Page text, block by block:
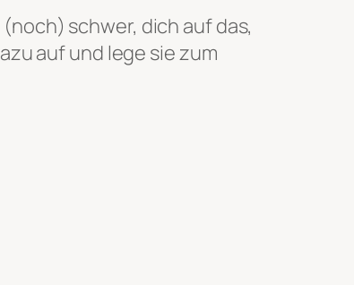
schwer, dich auf das,
auf und lege sie zum